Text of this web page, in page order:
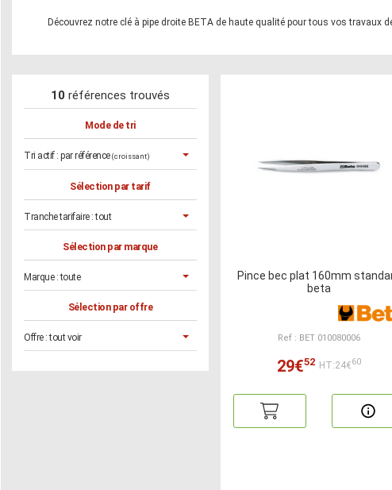
Découvrez notre clé à pipe droite BETA de haute qualité pour tous vos travaux
10 références trouvés
Mode de tri
Tri actif : par référence (croissant)
Sélection par tarif
Tranche tarifaire :tout
Sélection par marque
Marque :toute
Sélection par offre
Offre :tout voir
Pince bec plat 160mm
beta
Ref : BET 010080006
29€52 HT:24€60